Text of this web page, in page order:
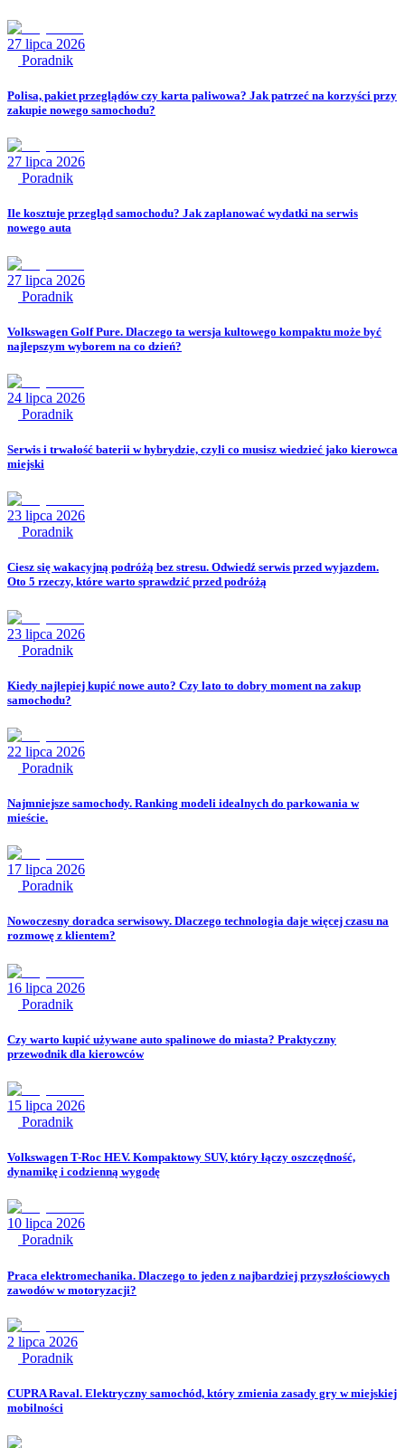
27 lipca 2026
Poradnik
Polisa, pakiet przeglądów czy karta paliwowa? Jak patrzeć na korzyści przy
zakupie nowego samochodu?
27 lipca 2026
Poradnik
Ile kosztuje przegląd samochodu? Jak zaplanować wydatki na serwis
nowego auta
27 lipca 2026
Poradnik
Volkswagen Golf Pure. Dlaczego ta wersja kultowego kompaktu może być
najlepszym wyborem na co dzień?
24 lipca 2026
Poradnik
Serwis i trwałość baterii w hybrydzie, czyli co musisz wiedzieć jako kierowca
miejski
23 lipca 2026
Poradnik
Ciesz się wakacyjną podróżą bez stresu. Odwiedź serwis przed wyjazdem.
Oto 5 rzeczy, które warto sprawdzić przed podróżą
23 lipca 2026
Poradnik
Kiedy najlepiej kupić nowe auto? Czy lato to dobry moment na zakup
samochodu?
22 lipca 2026
Poradnik
Najmniejsze samochody. Ranking modeli idealnych do parkowania w
mieście.
17 lipca 2026
Poradnik
Nowoczesny doradca serwisowy. Dlaczego technologia daje więcej czasu na
rozmowę z klientem?
16 lipca 2026
Poradnik
Czy warto kupić używane auto spalinowe do miasta? Praktyczny
przewodnik dla kierowców
15 lipca 2026
Poradnik
Volkswagen T-Roc HEV. Kompaktowy SUV, który łączy oszczędność,
dynamikę i codzienną wygodę
10 lipca 2026
Poradnik
Praca elektromechanika. Dlaczego to jeden z najbardziej przyszłościowych
zawodów w motoryzacji?
2 lipca 2026
Poradnik
CUPRA Raval. Elektryczny samochód, który zmienia zasady gry w miejskiej
mobilności